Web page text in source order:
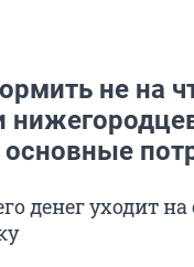
не на
основные
денег уходит на